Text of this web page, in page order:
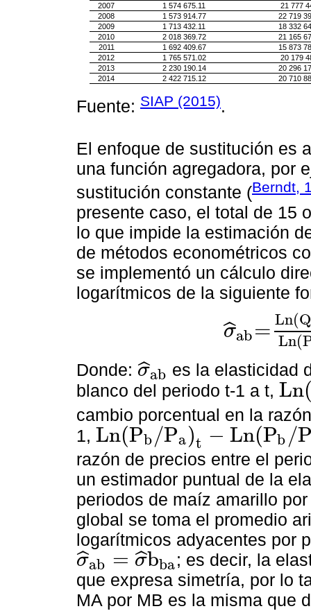
2007
1 574 675.11
21 777
2008
1 573 914.77
22 719
2009
1 713 432.11
18 332
2010
2 018 369.72
21 165
2011
1 692 409.67
15 873
2012
1 765 571.02
20 179
2013
2 230 190.14
20 296
2014
2 422 715.12 20 710
Fuente: SIAP (2015).
El enfoque de sustitución es
una función agregadora, por
sustitución constante (Berndt,
presente caso, el total de 15
lo que impide la estimación
de métodos econométricos
se implementó un cálculo
logarítmicos de la siguiente
σ
ˆab= Ln(Q
Ln(
σ^ ab=LnQa/Qbt-Ln
Donde: σ
ˆab
σ^ ab
es la elasticidad
blanco del periodo t-1 a t, Ln
LnQa/Q
cambio porcentual en la
1, Ln(Pb /Pa)t − Ln(Pb /
L nPb/P at -L P b/ Pat 1
razón de precios entre el
un estimador puntual de la
periodos de maíz amarillo
global se toma el promedio
logarítmicos adyacentes por
σ
ˆab = σ
ˆbba
σ^ ab =σ bba
; es decir, la
que expresa simetría, por lo
MA por MB es la misma que